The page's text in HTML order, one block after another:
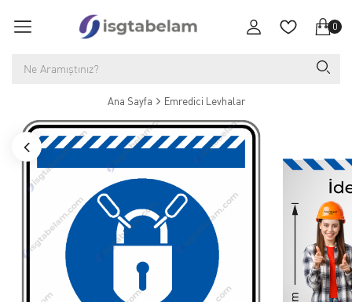
0
Ana Sayfa Emredici Levhalar